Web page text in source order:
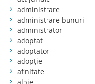
administrare
administrare bunuri
administrator
adoptat
adoptator
adopție
afinitate
albie